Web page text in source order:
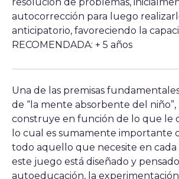
autocorrección para luego
anticipatorio, favoreciendo la
RECOMENDADA: + 5 años
Una de las premisas
de “la mente absorbente del
construye en función de lo que le
lo cual es sumamente
todo aquello que necesite en
este juego está diseñado y
autoeducación, la